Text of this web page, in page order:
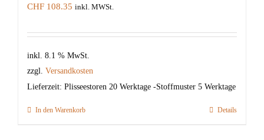
CHF 108.35 inkl. MWSt.
inkl. 8.1 % MwSt.
zzgl. Versandkosten
Lieferzeit: Plisseestoren 20 Werktage -Stoffmuster 5 Werktage
In den Warenkorb Details